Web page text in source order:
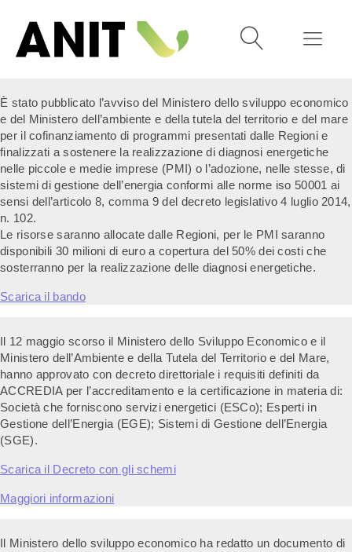
È stato pubblicato l’avviso del Ministero dello sviluppo economico
e del Ministero dell’ambiente e della tutela del territorio e del mare
per il cofinanziamento di programmi presentati dalle Regioni e
finalizzati a sostenere la realizzazione di diagnosi energetiche
nelle piccole e medie imprese (PMI) o l’adozione, nelle stesse, di
sistemi di gestione dell’energia conformi alle norme iso 50001 ai
sensi dell’articolo 8, comma 9 del decreto legislativo 4 luglio 2014,
n. 102.
Le risorse saranno allocate dalle Regioni, per le PMI saranno
disponibili 30 milioni di euro a copertura del 50% dei costi che
sosterranno per la realizzazione delle diagnosi energetiche.
Scarica il bando
Il 12 maggio scorso il Ministero dello Sviluppo Economico e il
Ministero dell’Ambiente e della Tutela del Territorio e del Mare,
hanno approvato con decreto direttoriale i requisiti definiti da
ACCREDIA per l’accreditamento e la certificazione in materia di:
Società che forniscono servizi energetici (ESCo); Esperti in
Gestione dell’Energia (EGE); Sistemi di Gestione dell’Energia
(SGE).
Scarica il Decreto con gli schemi
Maggiori informazioni
Il Ministero dello sviluppo economico ha redatto un documento di